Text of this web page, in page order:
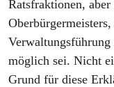
Ratsfraktionen,
möglich sei. Nicht
Grund für diese